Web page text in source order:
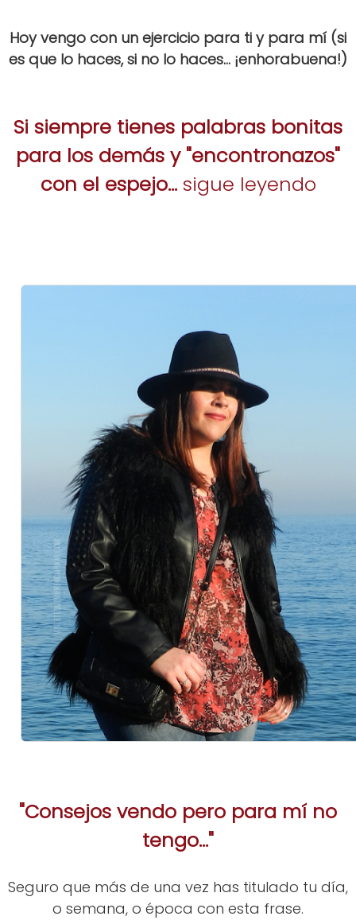
Hoy vengo con un ejercicio para ti y para mí (si
es que lo haces, si no lo haces... ¡enhorabuena!)
Si siempre tienes palabras bonitas
para los demás y "encontronazos"
con el espejo...sigue leyendo
"Consejos vendo pero para mí no
tengo..."
Seguro que más de una vez has titulado tu día,
o semana, o época con esta frase.